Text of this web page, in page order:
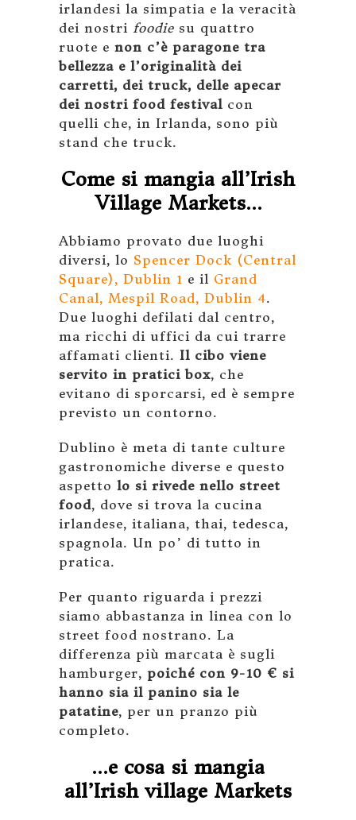
irlandesi la simpatia e la veracità
dei nostri foodie su quattro
ruote e non c’è paragone tra
bellezza e l’originalità dei
carretti, dei truck, delle apecar
dei nostri food festival con
quelli che, in Irlanda, sono più
stand che truck.
Come si mangia all’Irish
Village Markets…
Abbiamo provato due luoghi
diversi, lo Spencer Dock (Central
Square), Dublin 1 e il Grand
Canal, Mespil Road, Dublin 4.
Due luoghi defilati dal centro,
ma ricchi di uffici da cui trarre
affamati clienti. Il cibo viene
servito in pratici box, che
evitano di sporcarsi, ed è sempre
previsto un contorno.
Dublino è meta di tante culture
gastronomiche diverse e questo
aspetto lo si rivede nello street
food, dove si trova la cucina
irlandese, italiana, thai, tedesca,
spagnola. Un po’ di tutto in
pratica.
Per quanto riguarda i prezzi
siamo abbastanza in linea con lo
street food nostrano. La
differenza più marcata è sugli
hamburger, poiché con 9-10 € si
hanno sia il panino sia le
patatine, per un pranzo più
completo.
…e cosa si mangia
all’Irish village Markets